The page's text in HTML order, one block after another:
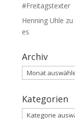
#Freitagstexter
Henning Uhle zu
es
Archiv
Archiv
Kategorien
Kategorien